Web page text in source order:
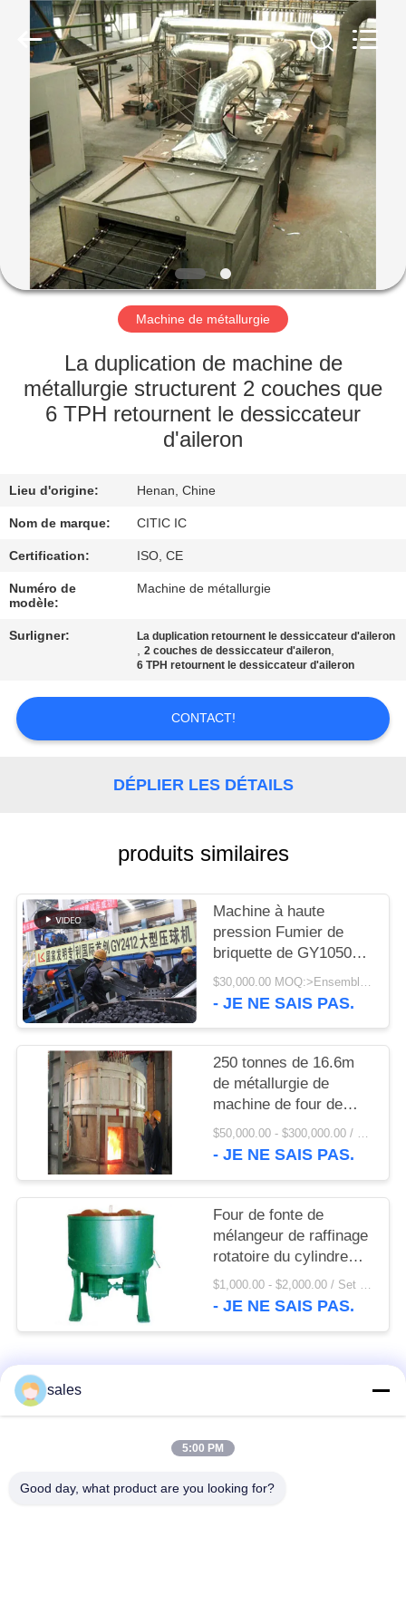
MAISON
PRODUITS
VR
SHOW
AU
NOUS
CONTRÔLE
DE
QUALITÉ
CONTACTEZ-
NOUVELLES
DEMANDEZ
CITATION
PLAN
DU
SITE
PRIVACY
POLICY
Luoyang
Zhongtai
Industries
CO.,LTD.
Machine de métallurgie
La duplication de machine de
métallurgie structurent 2 couches que
6 TPH retournent le dessiccateur
d'aileron
Lieu d'origine: Henan, Chine
Nom de marque: CITIC IC
Certification: ISO, CE
Numéro de
modèle:
Machine de métallurgie
Surligner: La duplication retournent le dessiccateur d'aileron
,2 couches de dessiccateur d'aileron,
6 TPH retournent le dessiccateur d'aileron
CONTACT!
DÉPLIER LES DÉTAILS
produits similaires
Machine à haute
pression Fumier de
briquette de GY1050
50TPH et prix usine de
machine de presse de
$30,000.00 MOQ:>Ensembles =1
- JE NE SAIS PAS.
250 tonnes de 16.6m
de métallurgie de
machine de four de
fusion de soufflement
inférieur
$50,000.00 - $300,000.00 / Set MOQ:1 ensemble/ensembles
- JE NE SAIS PAS.
Four de fonte de
mélangeur de raffinage
rotatoire du cylindre
900T
$1,000.00 - $2,000.00 / Set MOQ:1 ensemble/ensembles
- JE NE SAIS PAS.
Catégories populaires
Pignon biseauté
vitesse de périmètre
Bâtis et pièces
sales
5:00 PM
Good day, what product are you looking for?